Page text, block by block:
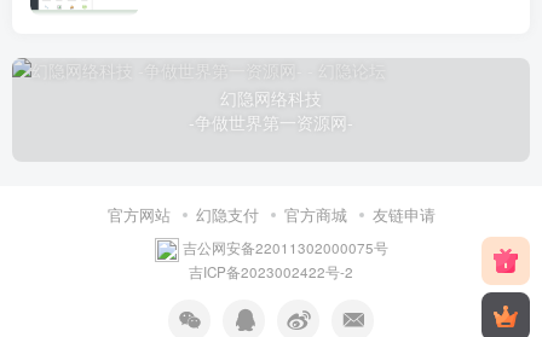
幻隐网络科技
-争做世界第一资源网-
官方网站 幻隐支付 官方商城 友链申请
吉公网安备22011302000075号
吉ICP备2023002422号-2